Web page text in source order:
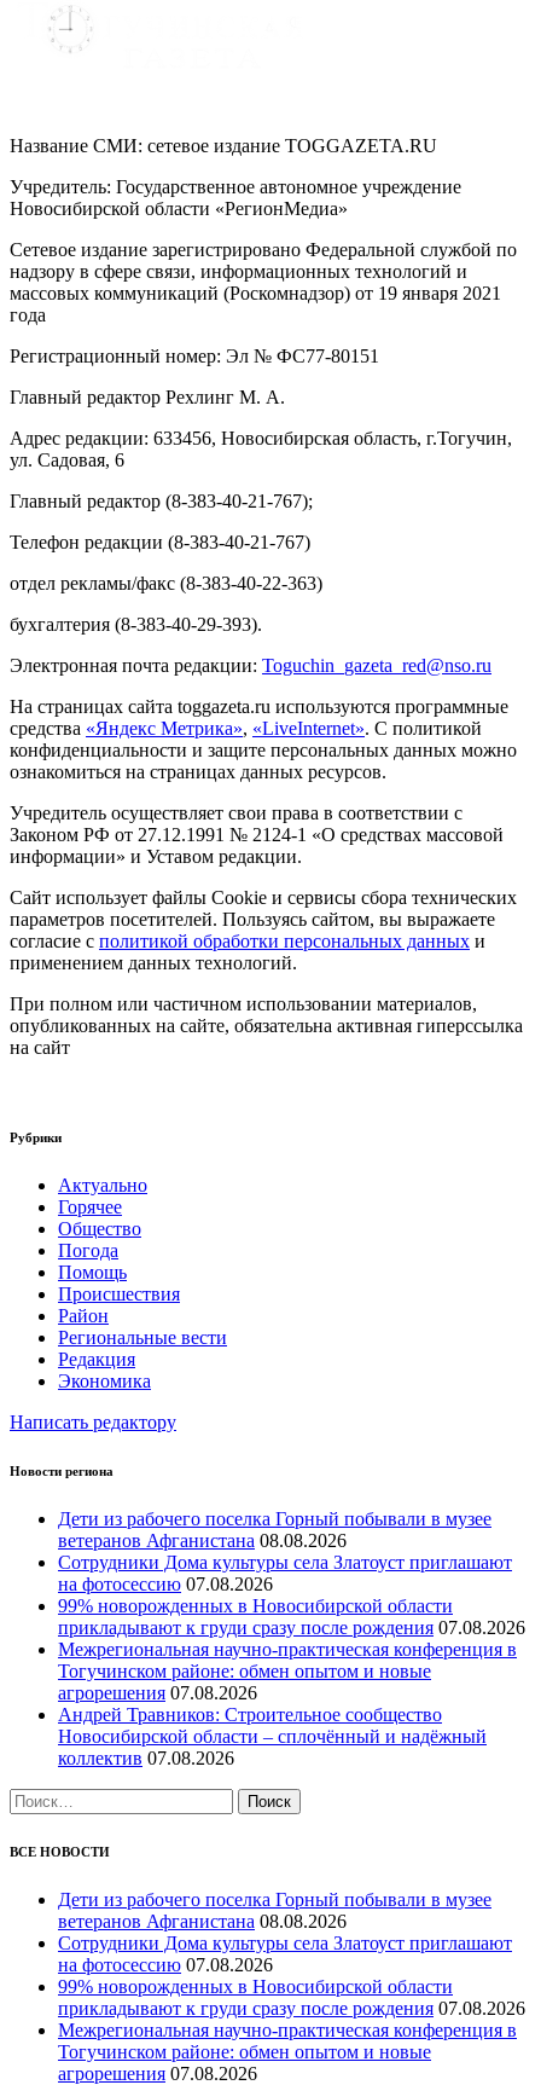
Название СМИ: cетевое издание TOGGAZETA.RU
Учредитель: Государственное автономное учреждение
Новосибирской области «РегионМедиа»
Сетевое издание зарегистрировано Федеральной службой по
надзору в сфере связи, информационных технологий и
массовых коммуникаций (Роскомнадзор) от 19 января 2021
года
Регистрационный номер: Эл № ФС77-80151
Главный редактор Рехлинг М. А.
Адрес редакции: 633456, Новосибирская область, г.Тогучин,
ул. Садовая, 6
Главный редактор (8-383-40-21-767);
Телефон редакции (8-383-40-21-767)
отдел рекламы/факс (8-383-40-22-363)
бухгалтерия (8-383-40-29-393).
Электронная почта редакции: Toguchin gazeta red@nso.ru
На страницах сайта toggazeta.ru используются программные
средства «Яндекс Метрика», «LiveInternet». С политикой
конфиденциальности и защите персональных данных можно
ознакомиться на страницах данных ресурсов.
Учредитель осуществляет свои права в соответствии с
Законом РФ от 27.12.1991 № 2124-1 «О средствах массовой
информации» и Уставом редакции.
Сайт использует файлы Cookie и сервисы сбора технических
параметров посетителей. Пользуясь сайтом, вы выражаете
согласие с политикой обработки персональных данных и
применением данных технологий.
При полном или частичном использовании материалов,
опубликованных на сайте, обязательна активная гиперссылка
на сайт
Рубрики
Актуально
Горячее
Общество
Погода
Помощь
Происшествия
Район
Региональные вести
Редакция
Экономика
Написать редактору
Новости региона
Дети из рабочего поселка Горный побывали в музее
ветеранов Афганистана 08.08.2026
Сотрудники Дома культуры села Златоуст приглашают
на фотосессию 07.08.2026
99% новорожденных в Новосибирской области
прикладывают к груди сразу после рождения 07.08.2026
Межрегиональная научно‑практическая конференция в
Тогучинском районе: обмен опытом и новые
агрорешения 07.08.2026
Андрей Травников: Строительное сообщество
Новосибирской области – сплочённый и надёжный
коллектив 07.08.2026
Найти:
ВСЕ НОВОСТИ
Дети из рабочего поселка Горный побывали в музее
ветеранов Афганистана 08.08.2026
Сотрудники Дома культуры села Златоуст приглашают
на фотосессию 07.08.2026
99% новорожденных в Новосибирской области
прикладывают к груди сразу после рождения 07.08.2026
Межрегиональная научно‑практическая конференция в
Тогучинском районе: обмен опытом и новые
агрорешения 07.08.2026